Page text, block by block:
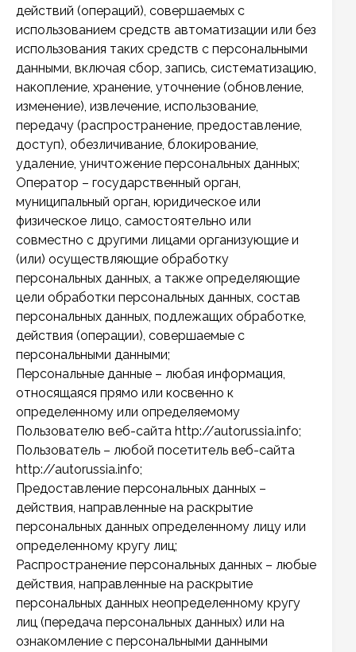
действий (операций), совершаемых с
использованием средств автоматизации или без
использования таких средств с персональными
данными, включая сбор, запись, систематизацию,
накопление, хранение, уточнение (обновление,
изменение), извлечение, использование,
передачу (распространение, предоставление,
доступ), обезличивание, блокирование,
удаление, уничтожение персональных данных;
Оператор – государственный орган,
муниципальный орган, юридическое или
физическое лицо, самостоятельно или
совместно с другими лицами организующие и
(или) осуществляющие обработку
персональных данных, а также определяющие
цели обработки персональных данных, состав
персональных данных, подлежащих обработке,
действия (операции), совершаемые с
персональными данными;
Персональные данные – любая информация,
относящаяся прямо или косвенно к
определенному или определяемому
Пользователю веб-сайта http://autorussia.info;
Пользователь – любой посетитель веб-сайта
http://autorussia.info;
Предоставление персональных данных –
действия, направленные на раскрытие
персональных данных определенному лицу или
определенному кругу лиц;
Распространение персональных данных – любые
действия, направленные на раскрытие
персональных данных неопределенному кругу
лиц (передача персональных данных) или на
ознакомление с персональными данными